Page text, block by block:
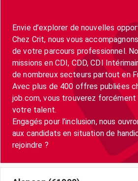
Envie d’explorer de nouvelles
Chez Crit, nous vous
de votre parcours professionnel.
missions en CDI, CDD, CDI
de nombreux secteurs partout en
Avec plus de 400 offres publiées
job.com, vous trouverez
votre talent.
Engagés pour l’inclusion, nous
aux candidats en situation de